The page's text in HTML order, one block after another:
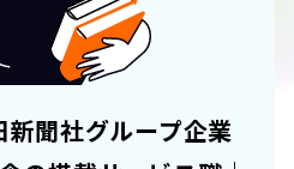
新聞社グループ企業